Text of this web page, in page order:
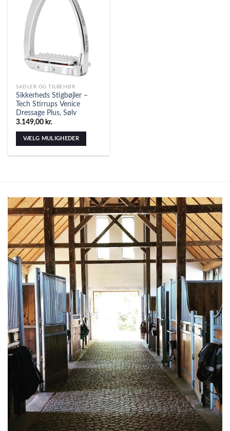
SADLER OG TILBEHØR
Sikkerheds Stigbøjler –
Tech Stirrups Venice
Dressage Plus, Sølv
3.149,00 kr.
VÆLG MULIGHEDER